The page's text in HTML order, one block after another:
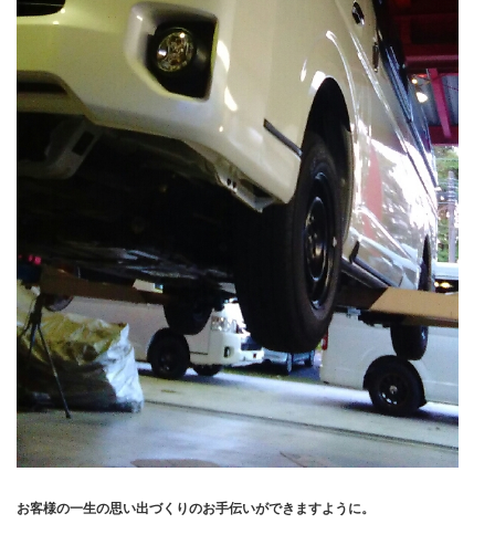
お客様の一生の思い出づくりのお手伝いができますように。